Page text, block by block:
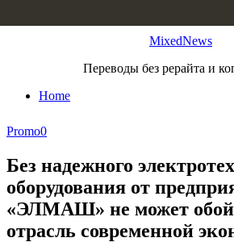
MixedNews
Переводы без рерайта и
Home
Promo0
Без надежного
оборудования от
«ЭЛМАШ» не может
отрасль современной